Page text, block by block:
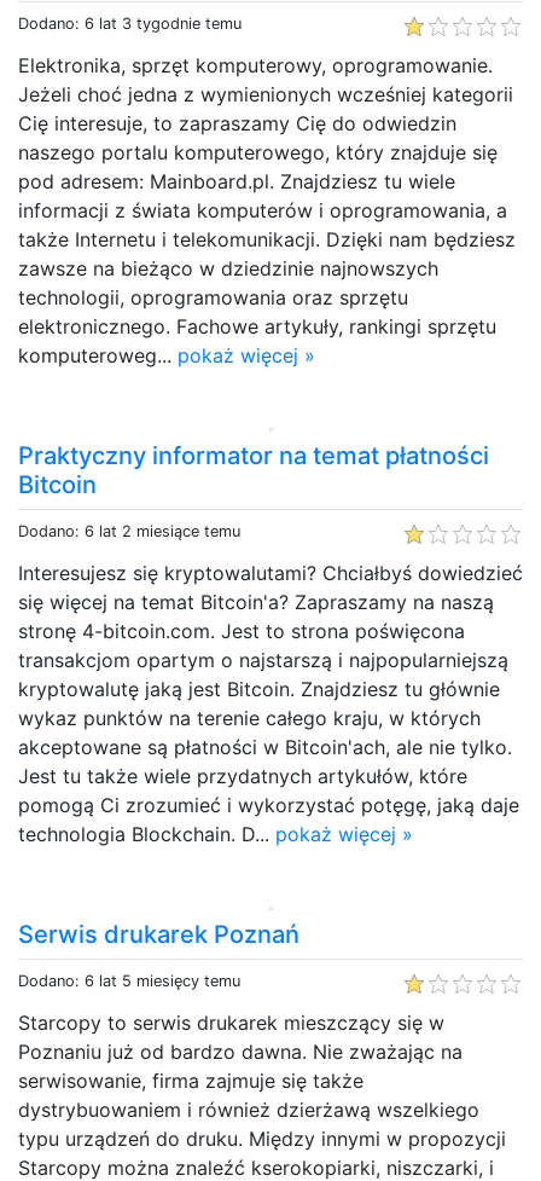
Dodano: 6 lat 3 tygodnie temu
Elektronika, sprzęt komputerowy, oprogramowanie.
Jeżeli choć jedna z wymienionych wcześniej kategorii
Cię interesuje, to zapraszamy Cię do odwiedzin
naszego portalu komputerowego, który znajduje się
pod adresem: Mainboard.pl. Znajdziesz tu wiele
informacji z świata komputerów i oprogramowania, a
także Internetu i telekomunikacji. Dzięki nam będziesz
zawsze na bieżąco w dziedzinie najnowszych
technologii, oprogramowania oraz sprzętu
elektronicznego. Fachowe artykuły, rankingi sprzętu
komputeroweg... pokaż więcej »
Praktyczny informator na temat płatności
Bitcoin
Dodano: 6 lat 2 miesiące temu
Interesujesz się kryptowalutami? Chciałbyś dowiedzieć
się więcej na temat Bitcoin'a? Zapraszamy na naszą
stronę 4-bitcoin.com. Jest to strona poświęcona
transakcjom opartym o najstarszą i najpopularniejszą
kryptowalutę jaką jest Bitcoin. Znajdziesz tu głównie
wykaz punktów na terenie całego kraju, w których
akceptowane są płatności w Bitcoin'ach, ale nie tylko.
Jest tu także wiele przydatnych artykułów, które
pomogą Ci zrozumieć i wykorzystać potęgę, jaką daje
technologia Blockchain. D... pokaż więcej »
Serwis drukarek Poznań
Dodano: 6 lat 5 miesięcy temu
Starcopy to serwis drukarek mieszczący się w
Poznaniu już od bardzo dawna. Nie zważając na
serwisowanie, firma zajmuje się także
dystrybuowaniem i również dzierżawą wszelkiego
typu urządzeń do druku. Między innymi w propozycji
Starcopy można znaleźć kserokopiarki, niszczarki, i